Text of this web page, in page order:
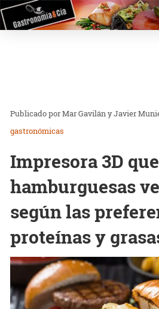
Mar Gavilán y Javier
gastronómicas
Impresora 3D
hamburguesas
según las
proteínas y